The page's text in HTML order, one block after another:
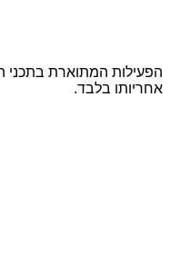
הפעילות המתוארת בתכני
אחריותו בלבד.